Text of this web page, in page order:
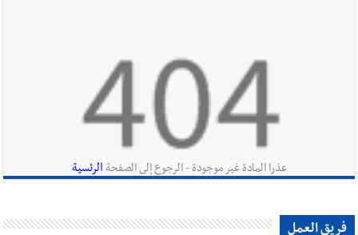
حول الجيش في هذه المرحلة الدقيقة
مؤسسة مياه لبنان الجنوبي : جيش العدوالاسرائيلي
يستهدف فرق المؤسسة أثناء عملهم في عيتا الجبل
أخبار لبنان بهية الحريري تقدم بإسم الرئيس سعد الحريري التعازي
عذرا المادة غير موجودة - الرجوع إلى الصفحة الرئسية
فريق العمل